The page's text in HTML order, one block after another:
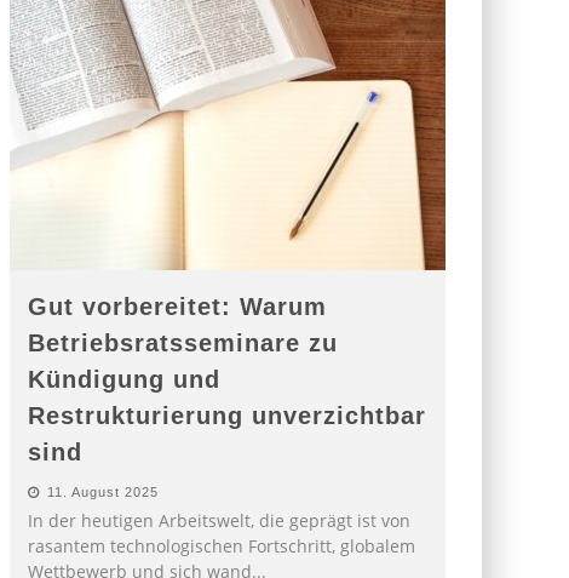
Gut vorbereitet: Warum
Betriebsratsseminare zu
Kündigung und
Restrukturierung unverzichtbar
sind
11. August 2025
In der heutigen Arbeitswelt, die geprägt ist von
rasantem technologischen Fortschritt, globalem
Wettbewerb und sich wand...